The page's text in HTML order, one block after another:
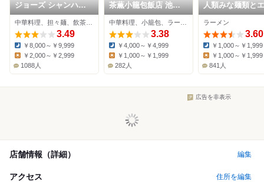
ジョーズ シャンハイ
ニューヨーク 池袋店
3.49
Dinner:
￥8,000～￥9,999
￥2,000～￥2,999
1088人
茶薫小籠包飯店 池袋
パルコ店
3.38
Dinner:
￥4,000～￥4,999
￥1,000～￥1,999
282人
人類みな麺類と
ワダ
ラーメン
3.60
Dinner:
￥1,000～￥1,999
￥1,000～￥1,999
841人
広告を非表示
店舗情報（詳細） 編集
アクセス 住所を編集